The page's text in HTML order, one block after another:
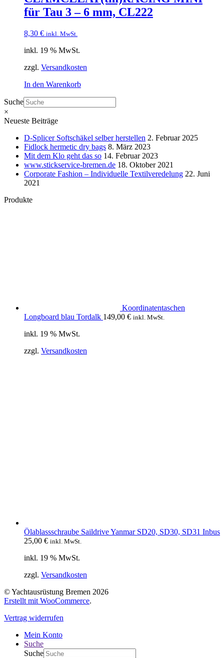
für Tau 3 – 6 mm, CL222
8,30 € inkl. MwSt.
inkl. 19 % MwSt.
zzgl. Versandkosten
In den Warenkorb
Suche
×
Neueste Beiträge
D-Splicer Softschäkel selber herstellen 2. Februar 2025
Fidlock hermetic dry bags 8. März 2023
Mit dem Klo geht das so 14. Februar 2023
www.stickservice-bremen.de 18. Oktober 2021
Corporate Fashion – Individuelle Textilveredelung 22. Juni
2021
Produkte
Koordinatentaschen
Longboard blau Tordalk 149,00 € inkl. MwSt.
inkl. 19 % MwSt.
zzgl. Versandkosten
Ölablassschraube Saildrive Yanmar SD20, SD30, SD31 Inbus
25,00 € inkl. MwSt.
inkl. 19 % MwSt.
zzgl. Versandkosten
© Yachtausrüstung Bremen 2026
Erstellt mit WooCommerce.
Vertrag widerrufen
Mein Konto
Suche
Suche